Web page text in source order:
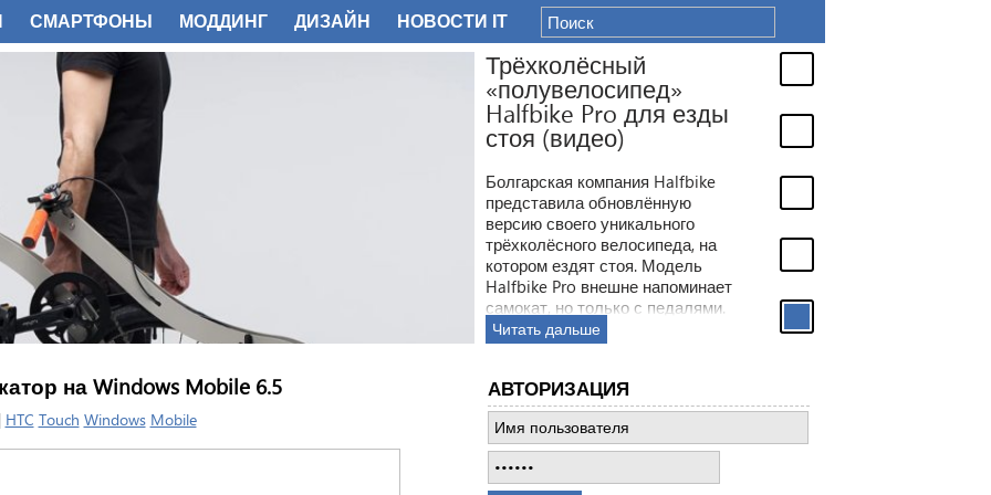
Трёхколёсный
«полувелосипед»
Halfbike Pro для езды
стоя (видео)
Болгарская компания Halfbike
представила обновлённую
версию своего уникального
трёхколёсного велосипеда, на
котором ездят стоя. Модель
Halfbike Pro внешне напоминает
самокат, но только с педалями.
Читать дальше
на Windows Mobile 6.5
HTC Touch Windows Mobile
АВТОРИЗАЦИЯ
СМАРТФОНЫ МОДДИНГ ДИЗАЙН НОВОСТИ IT
ФОТО